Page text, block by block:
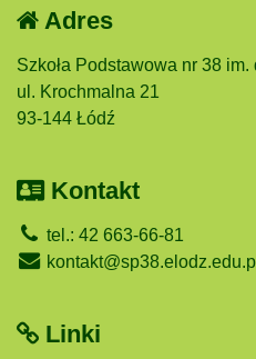
Adres
Szkoła Podstawowa nr 38 im.
ul. Krochmalna 21
93-144 Łódź
Kontakt
tel.: 42 663-66-81
kontakt@sp38.elodz.edu.pl
Linki